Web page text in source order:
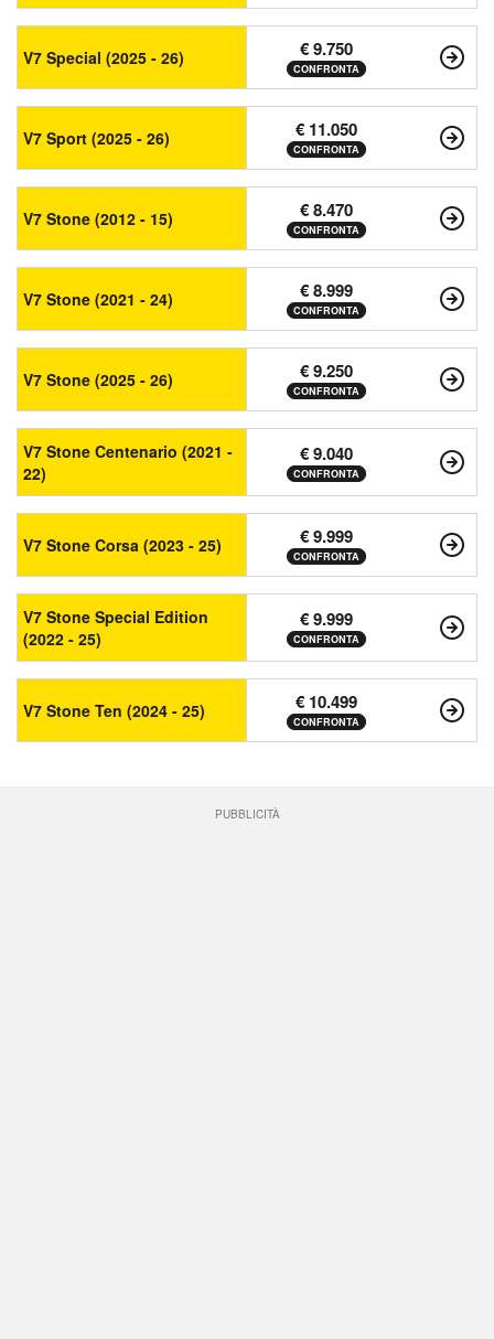
V7 Special (2025 - 26) € 9.750
CONFRONTA
V7 Sport (2025 - 26) € 11.050
CONFRONTA
V7 Stone (2012 - 15) € 8.470
CONFRONTA
V7 Stone (2021 - 24) € 8.999
CONFRONTA
V7 Stone (2025 - 26) € 9.250
CONFRONTA
V7 Stone Centenario (2021 -
22)
€ 9.040
CONFRONTA
V7 Stone Corsa (2023 - 25) € 9.999
CONFRONTA
V7 Stone Special Edition
(2022 - 25)
€ 9.999
CONFRONTA
V7 Stone Ten (2024 - 25) € 10.499
CONFRONTA
PUBBLICITÀ